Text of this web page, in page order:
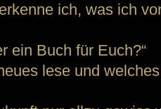
ich, was ich
ein Buch für Euch?“
lese und